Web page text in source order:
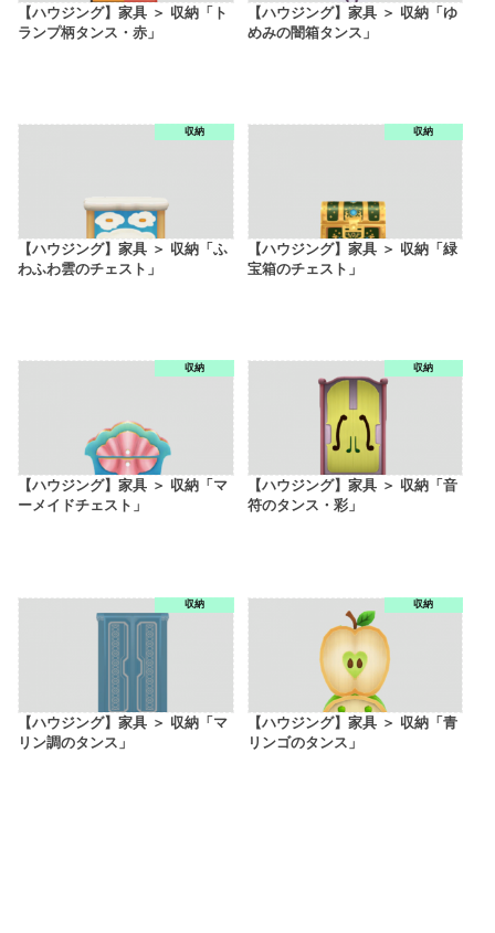
【ハウジング】家具 ＞ 収納「ト
ランプ柄タンス・赤」
【ハウジング】家具 ＞ 収納「ゆ
めみの闇箱タンス」
収納
【ハウジング】家具 ＞ 収納「ふ
わふわ雲のチェスト」
収納
【ハウジング】家具 ＞ 収納「緑
宝箱のチェスト」
収納
【ハウジング】家具 ＞ 収納「マ
ーメイドチェスト」
収納
【ハウジング】家具 ＞ 収納「音
符のタンス・彩」
収納
【ハウジング】家具 ＞ 収納「マ
リン調のタンス」
収納
【ハウジング】家具 ＞ 収納「青
リンゴのタンス」